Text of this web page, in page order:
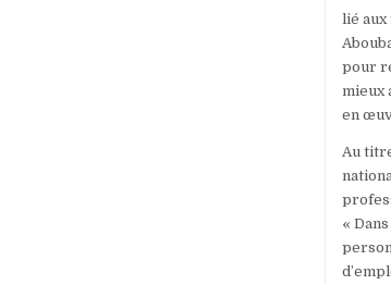
lié aux
pour
mieux
en
Au
«